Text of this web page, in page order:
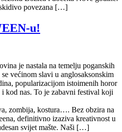
povezana […]
u!
je nastala na temelju poganskih
većinom slavi u anglosaksonskim
popularizacijom istoimenih horor
kod nas. To je zabavni festival koji
zombija, kostura…. Bez obzira na
definitivno izaziva kreativnost u
svijet mašte. Naši […]